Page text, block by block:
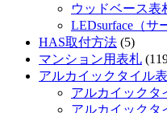
ウッドベース表
LEDsurface（サ
HAS取付方法 (5)
マンション用表札
アルカイックタイル
アルカイックタ
アルカイックタ